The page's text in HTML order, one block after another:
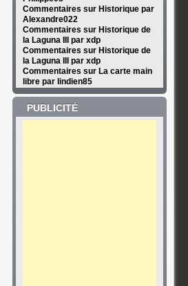
Commentaires sur Historique par
Alexandre022
Commentaires sur Historique de
la Laguna III par xdp
Commentaires sur Historique de
la Laguna III par xdp
Commentaires sur La carte main
libre par lindien85
PUBLICITÉ